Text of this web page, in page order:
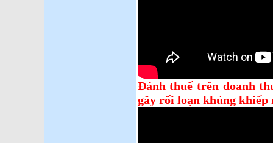
Đánh thuế trên doanh
gây rối loạn khủng khiếp